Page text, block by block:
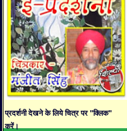
प्रदर्शनी देखने के लिये चित्र पर "क्लिक"
करें।